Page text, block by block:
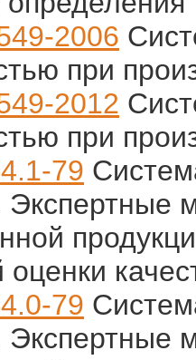
2006
при
2012
при
79
Экспертные
оценки
79
Экспертные